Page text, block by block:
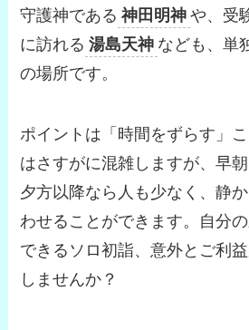
守護神である 神田明神 や、受
に訪れる 湯島天神 なども、単
の場所です。
ポイントは「時間をずらす」
はさすがに混雑しますが、早
夕方以降なら人も少なく、静
わせることができます。自分
できるソロ初詣、意外とご利
しませんか？